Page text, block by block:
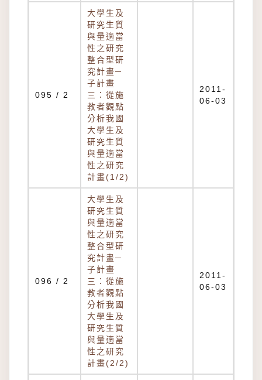
095 / 2
大學生及
研究生質
與量適當
性之研究
整合型研
究計畫─
子計畫
三：從施
教者觀點
分析我國
大學生及
研究生質
與量適當
性之研究
計畫(1/2)
2011-
06-03
096 / 2
大學生及
研究生質
與量適當
性之研究
整合型研
究計畫─
子計畫
三：從施
教者觀點
分析我國
大學生及
研究生質
與量適當
性之研究
計畫(2/2)
2011-
06-03